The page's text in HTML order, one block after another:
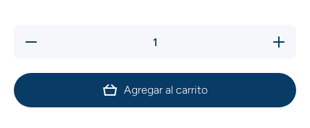
Reducir
cantidad
Agregar al carrito